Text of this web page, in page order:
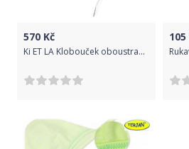
570 Kč
Ki ET LA Klobouček oboustranný s UV ochranou - 6-12 měsíců (45-47cm) - Ice cream
105